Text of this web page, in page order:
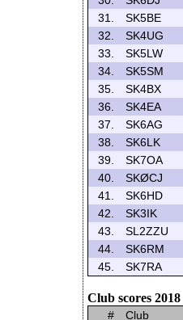
31.
SK5BE
32.
SK4UG
33.
SK5LW
34.
SK5SM
35.
SK4BX
36.
SK4EA
37.
SK6AG
38.
SK6LK
39.
SK7OA
40.
SKØCJ
41.
SK6HD
42.
SK3IK
43.
SL2ZZU
44.
SK6RM
45.
SK7RA
Club scores 2018
# Club